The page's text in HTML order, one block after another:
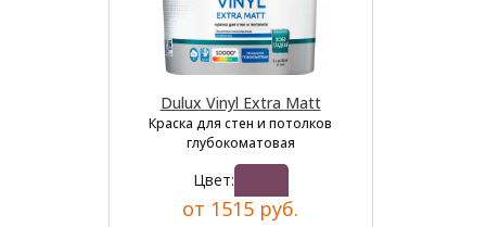
Dulux Vinyl Extra Matt
Краска для стен и потолков
глубокоматовая
Цвет:
от 1515 руб.